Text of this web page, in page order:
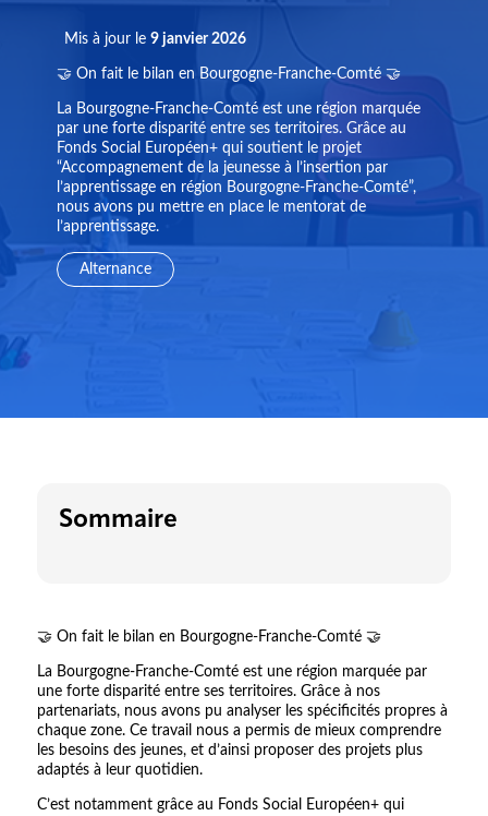
Mis à jour le 9 janvier 2026
🤝 On fait le bilan en Bourgogne-Franche-Comté 🤝
La Bourgogne-Franche-Comté est une région marquée
par une forte disparité entre ses territoires. Grâce au
Fonds Social Européen+ qui soutient le projet
“Accompagnement de la jeunesse à l’insertion par
l’apprentissage en région Bourgogne-Franche-Comté”,
nous avons pu mettre en place le mentorat de
l’apprentissage.
Alternance
Sommaire
🤝 On fait le bilan en Bourgogne-Franche-Comté 🤝
La Bourgogne-Franche-Comté est une région marquée par
une forte disparité entre ses territoires. Grâce à nos
partenariats, nous avons pu analyser les spécificités propres à
chaque zone. Ce travail nous a permis de mieux comprendre
les besoins des jeunes, et d’ainsi proposer des projets plus
adaptés à leur quotidien.
C’est notamment grâce au Fonds Social Européen+ qui